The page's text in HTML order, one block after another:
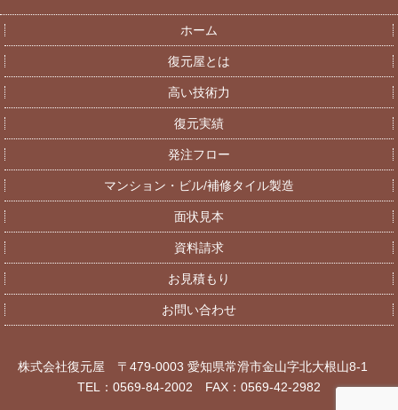
ホーム
復元屋とは
高い技術力
復元実績
発注フロー
マンション・ビル/補修タイル製造
面状見本
資料請求
お見積もり
お問い合わせ
株式会社復元屋 〒479-0003 愛知県常滑市金山字北大根山8-1
TEL：0569-84-2002 FAX：0569-42-2982